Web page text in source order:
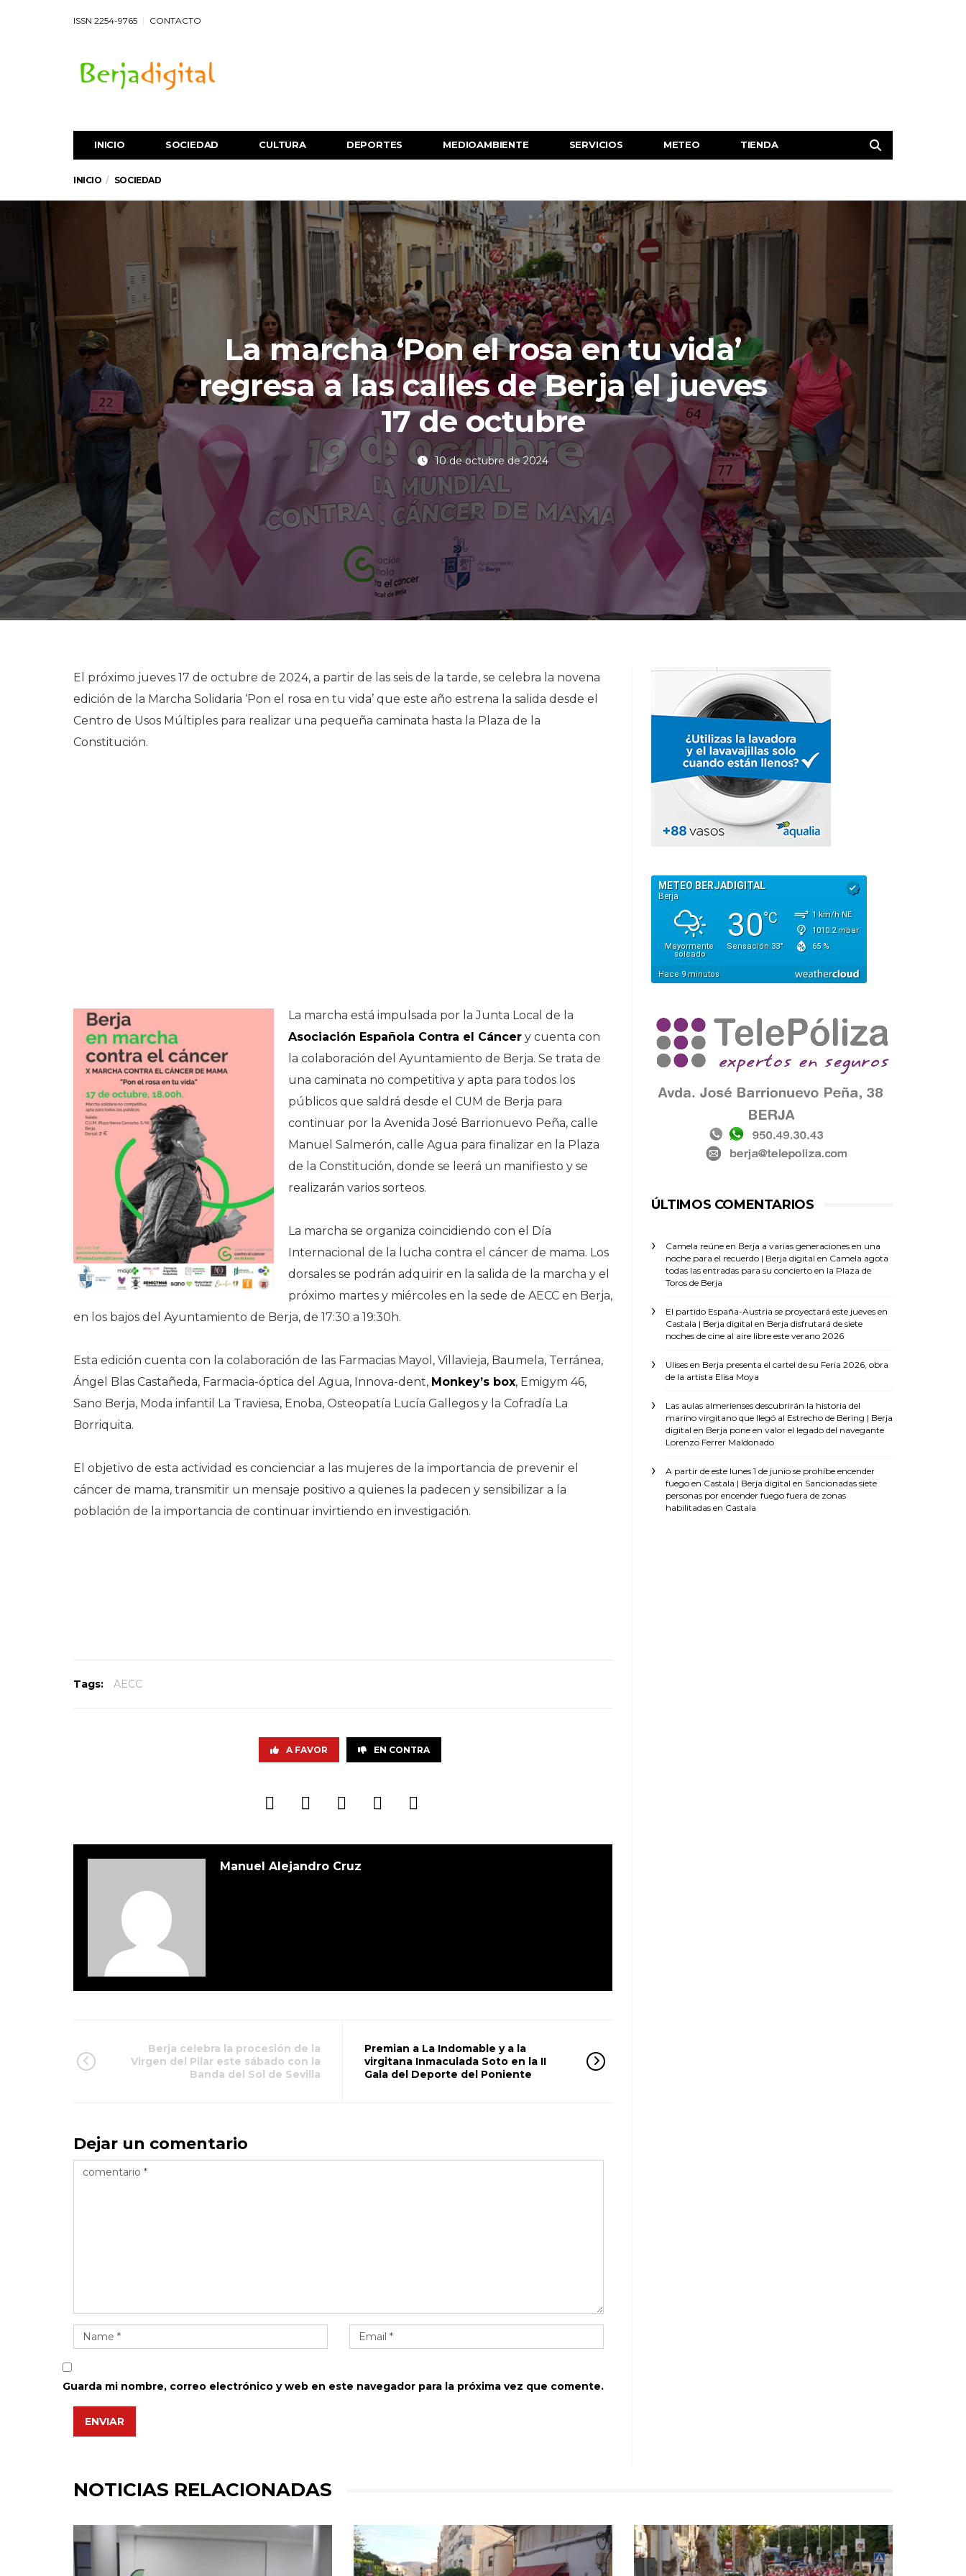
ISSN 2254-9765 CONTACTO
INICIO SOCIEDAD CULTURA DEPORTES MEDIOAMBIENTE SERVICIOS METEO TIENDA
INICIO SOCIEDAD
La marcha ‘Pon el rosa en tu vida’
regresa a las calles de Berja el jueves
17 de octubre
10 de octubre de 2024
El próximo jueves 17 de octubre de 2024, a partir de las seis de la tarde, se celebra la novena
edición de la Marcha Solidaria ‘Pon el rosa en tu vida’ que este año estrena la salida desde el
Centro de Usos Múltiples para realizar una pequeña caminata hasta la Plaza de la
Constitución.
La marcha está impulsada por la Junta Local de la
Asociación Española Contra el Cáncer y cuenta con
la colaboración del Ayuntamiento de Berja. Se trata de
una caminata no competitiva y apta para todos los
públicos que saldrá desde el CUM de Berja para
continuar por la Avenida José Barrionuevo Peña, calle
Manuel Salmerón, calle Agua para finalizar en la Plaza
de la Constitución, donde se leerá un manifiesto y se
realizarán varios sorteos.
La marcha se organiza coincidiendo con el Día
Internacional de la lucha contra el cáncer de mama. Los
dorsales se podrán adquirir en la salida de la marcha y el
próximo martes y miércoles en la sede de AECC en Berja,
en los bajos del Ayuntamiento de Berja, de 17:30 a 19:30h.
Esta edición cuenta con la colaboración de las Farmacias Mayol, Villavieja, Baumela, Terránea,
Ángel Blas Castañeda, Farmacia-óptica del Agua, Innova-dent, Monkey’s box, Emigym 46,
Sano Berja, Moda infantil La Traviesa, Enoba, Osteopatía Lucía Gallegos y la Cofradía La
Borriquita.
El objetivo de esta actividad es concienciar a las mujeres de la importancia de prevenir el
cáncer de mama, transmitir un mensaje positivo a quienes la padecen y sensibilizar a la
población de la importancia de continuar invirtiendo en investigación.
Tags: AECC
A FAVOR EN CONTRA
Manuel Alejandro Cruz
Berja celebra la procesión de la
Virgen del Pilar este sábado con la
Banda del Sol de Sevilla
Premian a La Indomable y a la
virgitana Inmaculada Soto en la II
Gala del Deporte del Poniente
Dejar un comentario
Guarda mi nombre, correo electrónico y web en este navegador para la próxima vez que comente.
ENVIAR
ÚLTIMOS COMENTARIOS
Camela reúne en Berja a varias generaciones en una
noche para el recuerdo | Berja digital en Camela agota
todas las entradas para su concierto en la Plaza de
Toros de Berja
El partido España-Austria se proyectará este jueves en
Castala | Berja digital en Berja disfrutará de siete
noches de cine al aire libre este verano 2026
Ulises en Berja presenta el cartel de su Feria 2026, obra
de la artista Elisa Moya
Las aulas almerienses descubrirán la historia del
marino virgitano que llegó al Estrecho de Bering | Berja
digital en Berja pone en valor el legado del navegante
Lorenzo Ferrer Maldonado
A partir de este lunes 1 de junio se prohíbe encender
fuego en Castala | Berja digital en Sancionadas siete
personas por encender fuego fuera de zonas
habilitadas en Castala
NOTICIAS RELACIONADAS